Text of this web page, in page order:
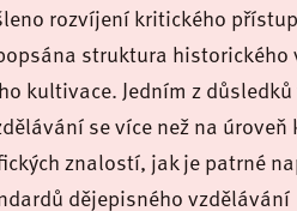
rozvíjení kritického
struktura historického
kultivace. Jedním z
se více než na
znalostí, jak je patrné
dějepisného vzdělávání